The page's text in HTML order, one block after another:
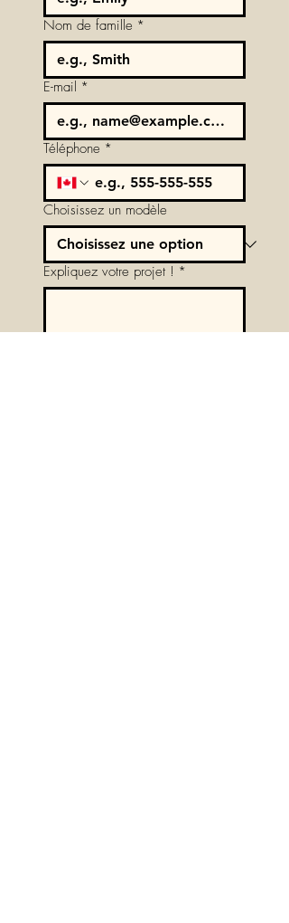
Nom de famille *
E-mail *
Téléphone *
Choisissez un modèle
Expliquez votre projet ! *